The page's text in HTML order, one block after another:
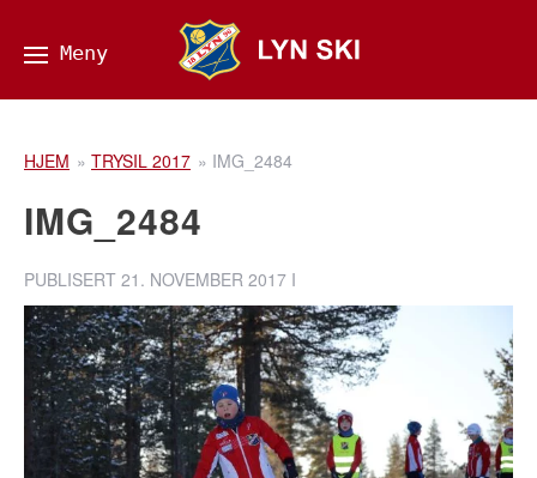
HJEM » TRYSIL 2017 » IMG_2484
IMG_2484
PUBLISERT 21. NOVEMBER 2017 I